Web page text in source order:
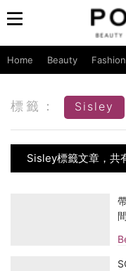
Home Beauty Fashion
標籤： Sisley
Sisley標籤文章，共